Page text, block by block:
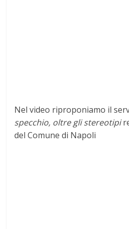
Nel video riproponiamo il
specchio, oltre gli stereotipi
del Comune di Napoli